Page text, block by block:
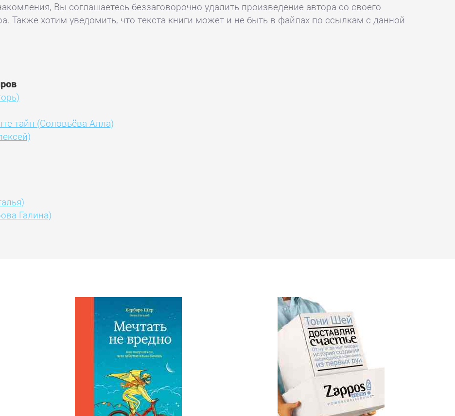
Вы соглашаетесь беззаговорочно удалить произведение автора со своего
Также хотим уведомить, что текста книги может и не быть в файлах по ссылкам с данной
тайн (Соловьёва Алла)
Галина)